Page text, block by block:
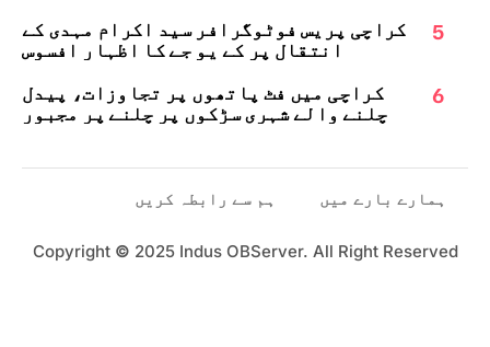
5
کراچی پریس فوٹوگرافر سید اکرام مہدی کے
انتقال پر کے یو جے کا اظہارِ افسوس
6
کراچی میں فٹ پاتھوں پر تجاوزات، پیدل
چلنے والے شہری سڑکوں پر چلنے پر مجبور
ہمارے بارے میں ہم سے رابطہ کریں
Copyright © 2025 Indus OBServer. All Right Reserved